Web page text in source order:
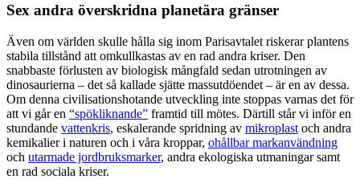
Sex andra överskridna planetära gränser
Även om världen skulle hålla sig inom Parisavtalet riskerar plantens
stabila tillstånd att omkullkastas av en rad andra kriser. Den
snabbaste förlusten av biologisk mångfald sedan utrotningen av
dinosaurierna – det så kallade sjätte massutdöendet – är en av dessa.
Om denna civilisationshotande utveckling inte stoppas varnas det för
att vi går en “spökliknande” framtid till mötes. Därtill står vi inför en
stundande vattenkris, eskalerande spridning av mikroplast och andra
kemikalier i naturen och i våra kroppar, ohållbar markanvändning
och utarmade jordbruksmarker, andra ekologiska utmaningar samt
en rad sociala kriser.